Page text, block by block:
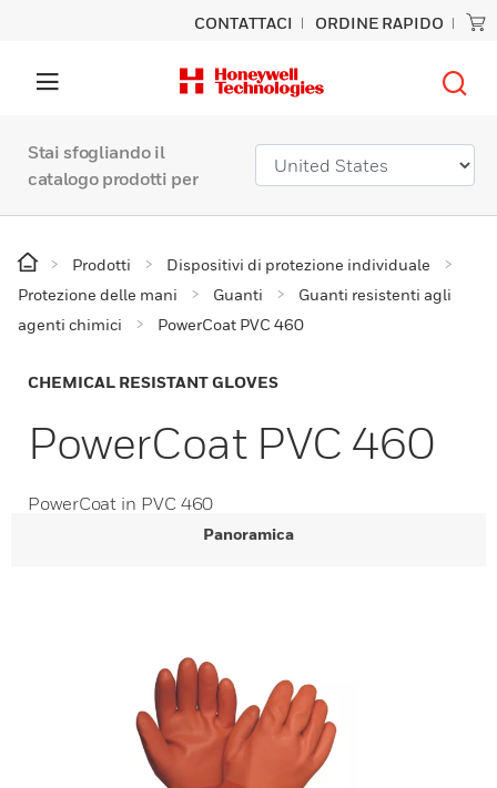
CONTATTACI ORDINE RAPIDO
Stai sfogliando il
catalogo prodotti per
Prodotti
Dispositivi di protezione individuale
Protezione delle mani
Guanti
Guanti resistenti agli
agenti chimici
PowerCoat PVC 460
CHEMICAL RESISTANT GLOVES
PowerCoat PVC 460
PowerCoat in PVC 460
Panoramica